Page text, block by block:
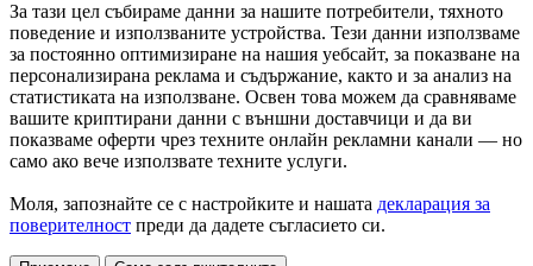
За тази цел събираме данни за нашите потребители, тяхното
поведение и използваните устройства. Тези данни използваме
за постоянно оптимизиране на нашия уебсайт, за показване на
персонализирана реклама и съдържание, както и за анализ на
статистиката на използване. Освен това можем да сравняваме
вашите криптирани данни с външни доставчици и да ви
показваме оферти чрез техните онлайн рекламни канали — но
само ако вече използвате техните услуги.
Моля, запознайте се с настройките и нашата декларация за
поверителност преди да дадете съгласието си.